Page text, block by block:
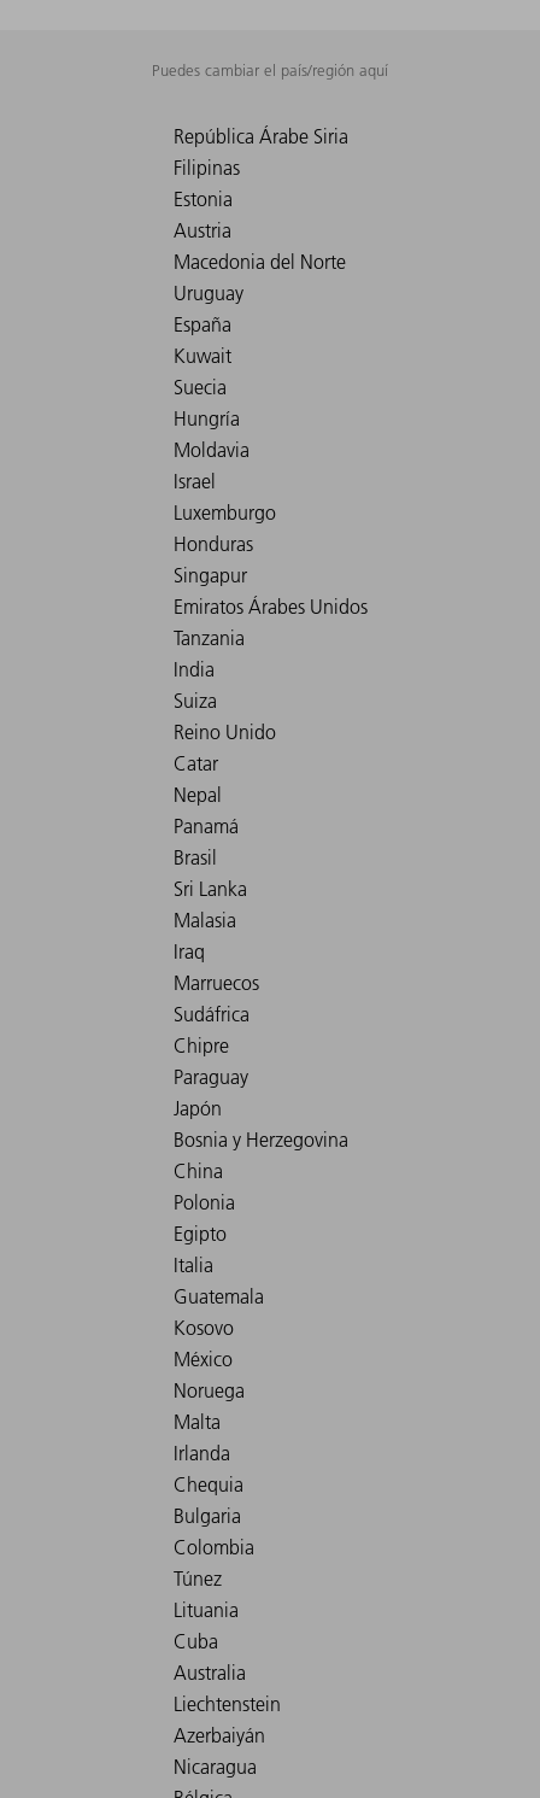
Puedes cambiar el país/región aquí